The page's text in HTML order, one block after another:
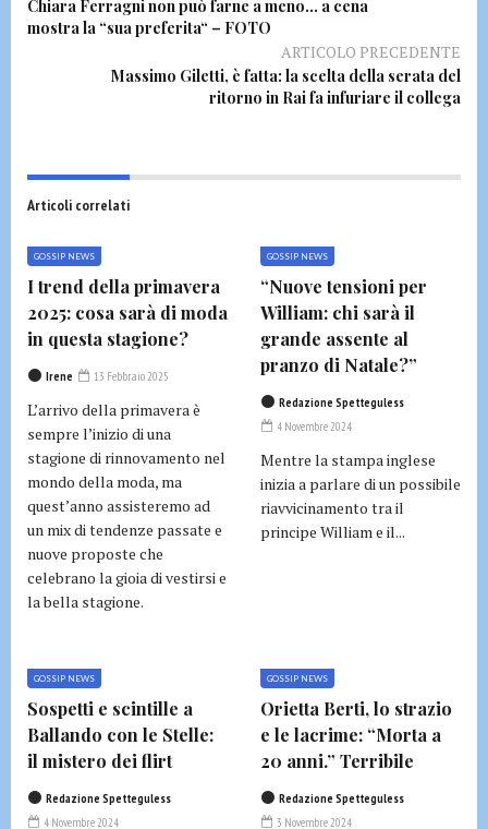
Chiara Ferragni non può farne a meno… a cena
mostra la “sua preferita“ – FOTO
ARTICOLO PRECEDENTE
Massimo Giletti, è fatta: la scelta della serata del
ritorno in Rai fa infuriare il collega
Articoli correlati
GOSSIP NEWS
I trend della primavera
2025: cosa sarà di moda
in questa stagione?
Irene 13 Febbraio 2025
L’arrivo della primavera è
sempre l’inizio di una
stagione di rinnovamento nel
mondo della moda, ma
quest’anno assisteremo ad
un mix di tendenze passate e
nuove proposte che
celebrano la gioia di vestirsi e
la bella stagione.
GOSSIP NEWS
“Nuove tensioni per
William: chi sarà il
grande assente al
pranzo di Natale?”
Redazione Spetteguless
4 Novembre 2024
Mentre la stampa inglese
inizia a parlare di un possibile
riavvicinamento tra il
principe William e il...
GOSSIP NEWS
Sospetti e scintille a
Ballando con le Stelle:
il mistero dei flirt
Redazione Spetteguless
4 Novembre 2024
GOSSIP NEWS
Orietta Berti, lo strazio
e le lacrime: “Morta a
20 anni.” Terribile
Redazione Spetteguless
3 Novembre 2024